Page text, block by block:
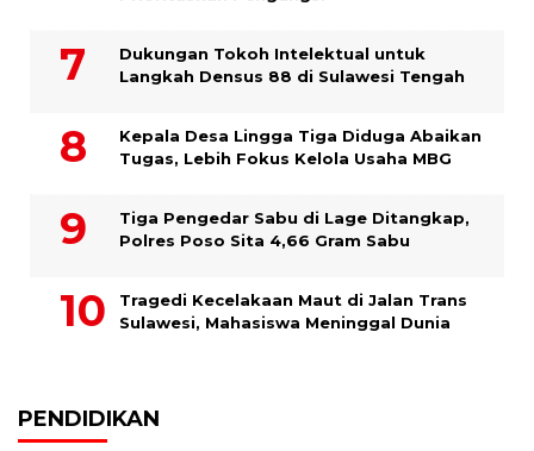
Dukungan Tokoh Intelektual untuk
Langkah Densus 88 di Sulawesi Tengah
Kepala Desa Lingga Tiga Diduga Abaikan
Tugas, Lebih Fokus Kelola Usaha MBG
Tiga Pengedar Sabu di Lage Ditangkap,
Polres Poso Sita 4,66 Gram Sabu
Tragedi Kecelakaan Maut di Jalan Trans
Sulawesi, Mahasiswa Meninggal Dunia
PENDIDIKAN